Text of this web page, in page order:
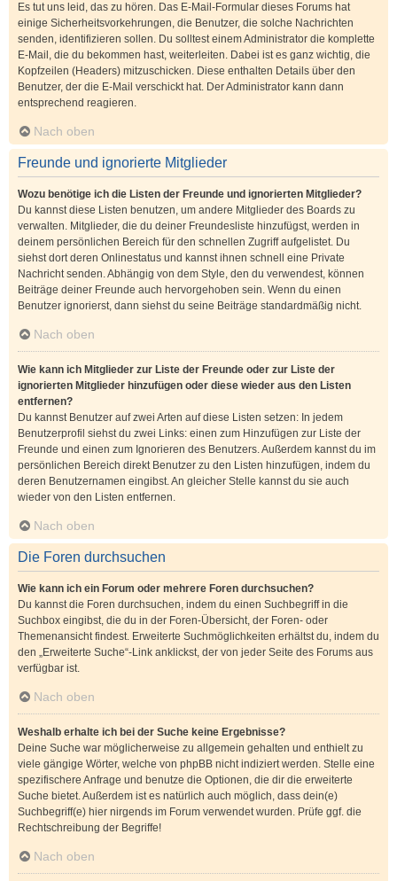
Es tut uns leid, das zu hören. Das E-Mail-Formular dieses Forums hat
einige Sicherheitsvorkehrungen, die Benutzer, die solche Nachrichten
senden, identifizieren sollen. Du solltest einem Administrator die komplette
E-Mail, die du bekommen hast, weiterleiten. Dabei ist es ganz wichtig, die
Kopfzeilen (Headers) mitzuschicken. Diese enthalten Details über den
Benutzer, der die E-Mail verschickt hat. Der Administrator kann dann
entsprechend reagieren.
Nach oben
Freunde und ignorierte Mitglieder
Wozu benötige ich die Listen der Freunde und ignorierten Mitglieder?
Du kannst diese Listen benutzen, um andere Mitglieder des Boards zu
verwalten. Mitglieder, die du deiner Freundesliste hinzufügst, werden in
deinem persönlichen Bereich für den schnellen Zugriff aufgelistet. Du
siehst dort deren Onlinestatus und kannst ihnen schnell eine Private
Nachricht senden. Abhängig von dem Style, den du verwendest, können
Beiträge deiner Freunde auch hervorgehoben sein. Wenn du einen
Benutzer ignorierst, dann siehst du seine Beiträge standardmäßig nicht.
Nach oben
Wie kann ich Mitglieder zur Liste der Freunde oder zur Liste der
ignorierten Mitglieder hinzufügen oder diese wieder aus den Listen
entfernen?
Du kannst Benutzer auf zwei Arten auf diese Listen setzen: In jedem
Benutzerprofil siehst du zwei Links: einen zum Hinzufügen zur Liste der
Freunde und einen zum Ignorieren des Benutzers. Außerdem kannst du im
persönlichen Bereich direkt Benutzer zu den Listen hinzufügen, indem du
deren Benutzernamen eingibst. An gleicher Stelle kannst du sie auch
wieder von den Listen entfernen.
Nach oben
Die Foren durchsuchen
Wie kann ich ein Forum oder mehrere Foren durchsuchen?
Du kannst die Foren durchsuchen, indem du einen Suchbegriff in die
Suchbox eingibst, die du in der Foren-Übersicht, der Foren- oder
Themenansicht findest. Erweiterte Suchmöglichkeiten erhältst du, indem du
den „Erweiterte Suche“-Link anklickst, der von jeder Seite des Forums aus
verfügbar ist.
Nach oben
Weshalb erhalte ich bei der Suche keine Ergebnisse?
Deine Suche war möglicherweise zu allgemein gehalten und enthielt zu
viele gängige Wörter, welche von phpBB nicht indiziert werden. Stelle eine
spezifischere Anfrage und benutze die Optionen, die dir die erweiterte
Suche bietet. Außerdem ist es natürlich auch möglich, dass dein(e)
Suchbegriff(e) hier nirgends im Forum verwendet wurden. Prüfe ggf. die
Rechtschreibung der Begriffe!
Nach oben